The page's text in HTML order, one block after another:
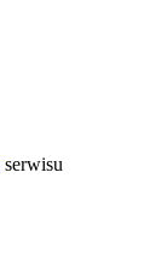
serwisu